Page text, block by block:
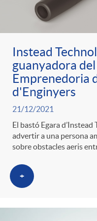
r
a
S
a
l
a
p
e
r
c
a
t
e
n
i
d
o
A
c
a
d
o
r
Instead
guanyadora
Emprenedoria
d'Enginyers
21/12/2021
El bastó Egara
advertir a una persona
sobre obstacles aeris
+